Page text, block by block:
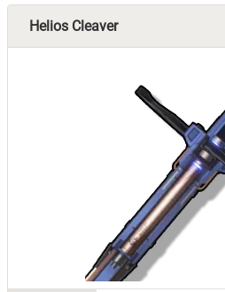
Helios Cleaver